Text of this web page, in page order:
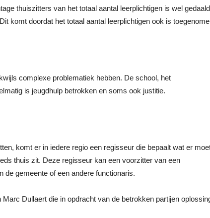
thuiszitters van het totaal aantal leerplichtigen is wel
komt doordat het totaal aantal leerplichtigen ook is
complexe problematiek hebben. De school, het
is jeugdhulp betrokken en soms ook justitie.
komt er in iedere regio een regisseur die bepaalt wat er
thuis zit. Deze regisseur kan een voorzitter van een
gemeente of een andere functionaris.
Dullaert die in opdracht van de betrokken partijen